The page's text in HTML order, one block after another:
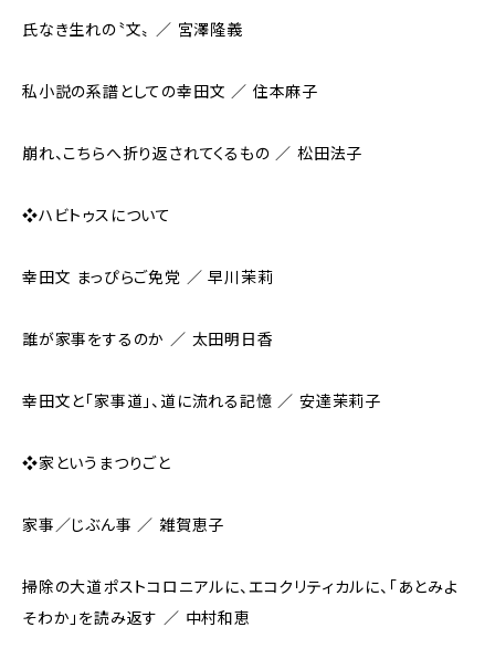
氏なき生れの〝文〟 ／ 宮澤隆義
私小説の系譜としての幸田文 ／ 住本麻子
崩れ、こちらへ折り返されてくるもの ／ 松田法子
❖ハビトゥスについて
幸田文 まっぴらご免党 ／ 早川茉莉
誰が家事をするのか ／ 太田明日香
幸田文と「家事道」、道に流れる記憶 ／ 安達茉莉子
❖家というまつりごと
家事／じぶん事 ／ 雑賀恵子
掃除の大道――ポストコロニアルに、エコクリティカルに、「あとみよ
そわか」を読み返す ／ 中村和恵